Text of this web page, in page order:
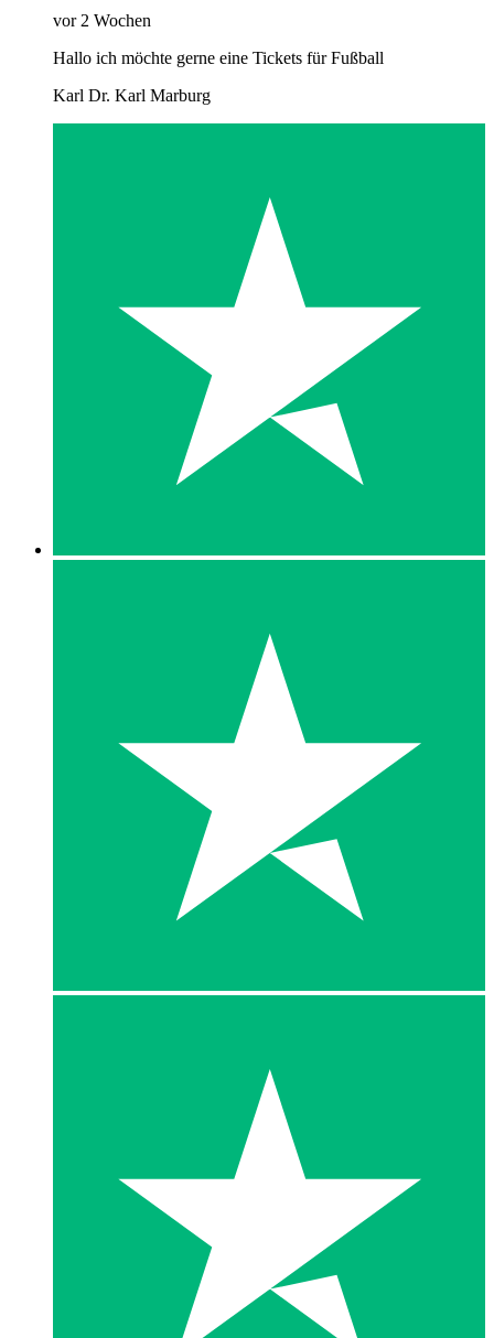
vor 2 Wochen
Hallo ich möchte gerne eine Tickets für Fußball
Karl Dr. Karl Marburg